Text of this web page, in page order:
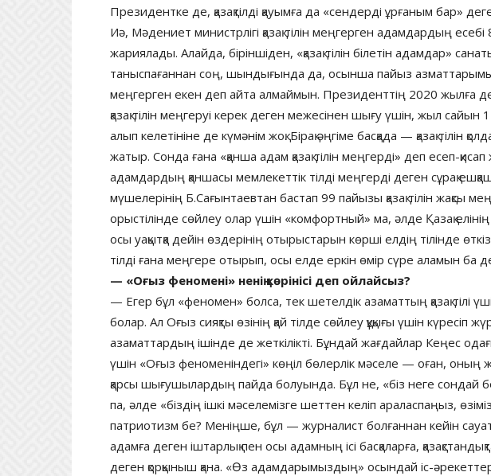
Президентке де, қазақтілді қауымға да «сендерді ұрғаным бар»
Иә, Мәдениет министрлігі қазақ тілін меңгерген адамдардың есебі
жариялады. Алайда, біріншіден, «қазақ тілін білетін адамдар»
таныспағаннан соң, шындығында да, осынша пайыз
меңгерген екен деп айта алмаймын. Президенттің 2020 жылға
қазақ тілін меңгеруі керек деген межесінен шығу үшін, жыл сайын
алып келетініне де күмәнім жоқ. Бірақ әңгіме басқада — қазақ тілін
жатыр. Сонда ғана «қанша адам қазақ тілін меңгерді» деп есеп-қисап
адамдардың қаншасы мемлекеттік тілді меңгерді деген сұрақ
мүшелерінің Б.Сағынтаевтан бастап 99 пайызы қазақ тілін жақсы
орыстілінде сөйлеу олар үшін «комфортный» ма, әлде Қазақ
осы уақытқа дейін өздерінің отырыстарын көрші елдің тілінде
тілді ғана меңгере отырып, осы елде еркін өмір сүре аламын ба
— «Оғыз феномені» ненің көрінісі деп ойлайсыз?
— Егер бұл «феномен» болса, тек шетелдік азаматтың қазақ тілі
болар. Ал Оғыз сияқты өзінің қай тілде сөйлеу құқығы үшін күресіп
азаматтардың ішінде де жеткілікті. Бұндай жағдайлар Кеңес
үшін «Оғыз феноменіндегі» көңіл бөлерлік мәселе — оған, оның
қарсы шығушылардың пайда болуында. Бұл не, «біз неге сондай
па, әлде «біздің ішкі мәселемізге шеттен келіп араласпаңыз,
патриотизм бе? Меніңше, бұл — журналист болғаннан кейін
адамға деген іштарлық пен осы адамның ісі басқаларға,
деген қорқыныш қана. «Өз адамдарымыздың» осындай іс-